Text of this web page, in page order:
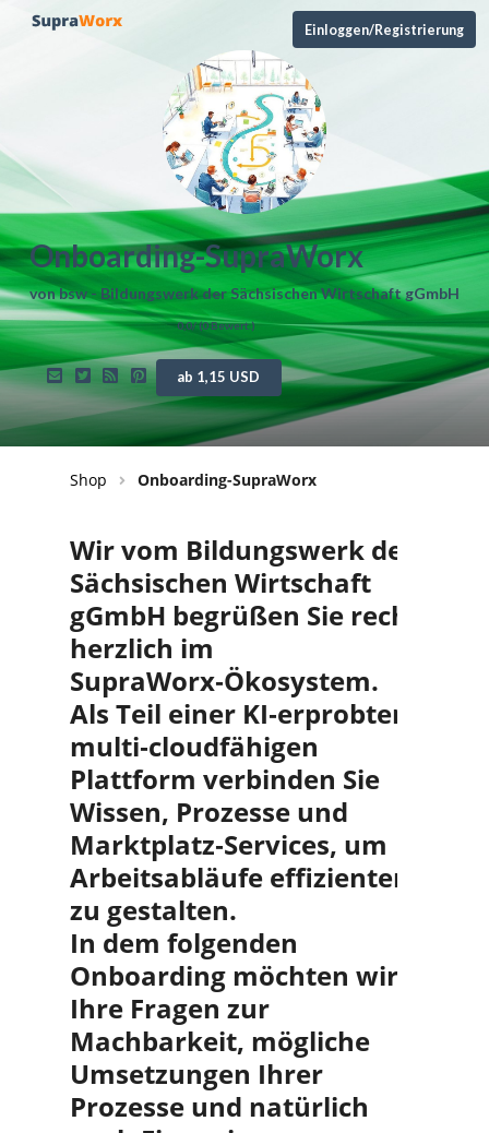
Einloggen/Registrierung
Onboarding-SupraWorx
vonbsw - Bildungswerk der Sächsischen Wirtschaft gGmbH
0,0/ (0Bewert.)
ab 1,15 USD
Shop Onboarding-SupraWorx